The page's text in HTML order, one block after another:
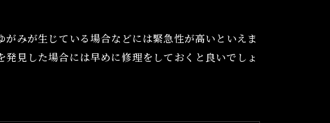
みが生じている場合などには緊急性が高いといえま
見した場合には早めに修理をしておくと良いでしょ